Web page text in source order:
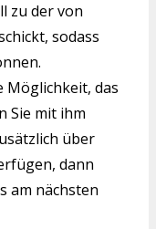
zu der von
sodass
Möglichkeit, das
Sie mit ihm
über
dann
am nächsten